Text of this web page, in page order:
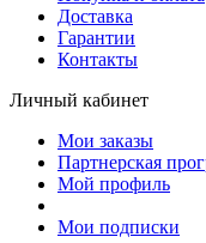
Доставка
Гарантии
Контакты
Личный кабинет
Мои заказы
Партнерская
Мой профиль
Мои подписки